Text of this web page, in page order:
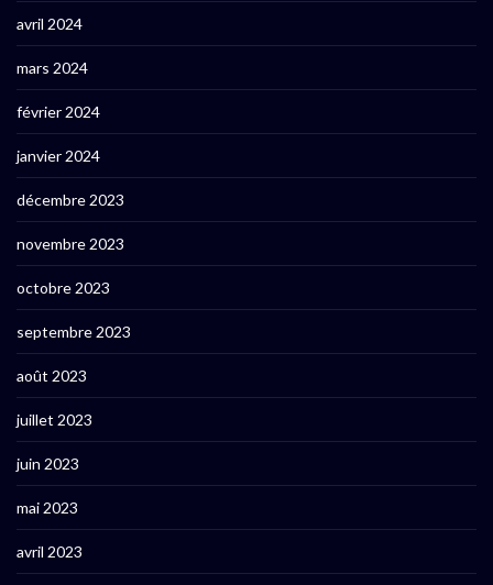
avril 2024
mars 2024
février 2024
janvier 2024
décembre 2023
novembre 2023
octobre 2023
septembre 2023
août 2023
juillet 2023
juin 2023
mai 2023
avril 2023